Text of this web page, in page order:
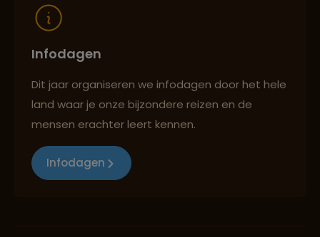
Infodagen
Dit jaar organiseren we infodagen door het hele
land waar je onze bijzondere reizen en de
mensen erachter leert kennen.
Infodagen